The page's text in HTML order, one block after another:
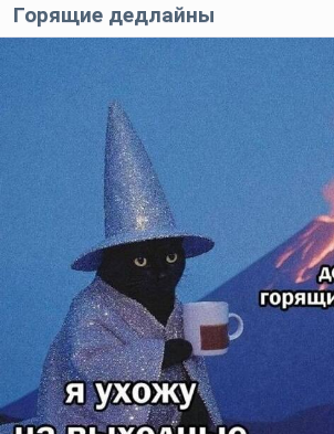
Горящие дедлайны